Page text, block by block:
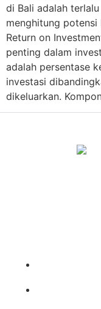
di Bali adalah
menghitung potensi
Return on
penting dalam
adalah persentase
investasi
dikeluarkan.